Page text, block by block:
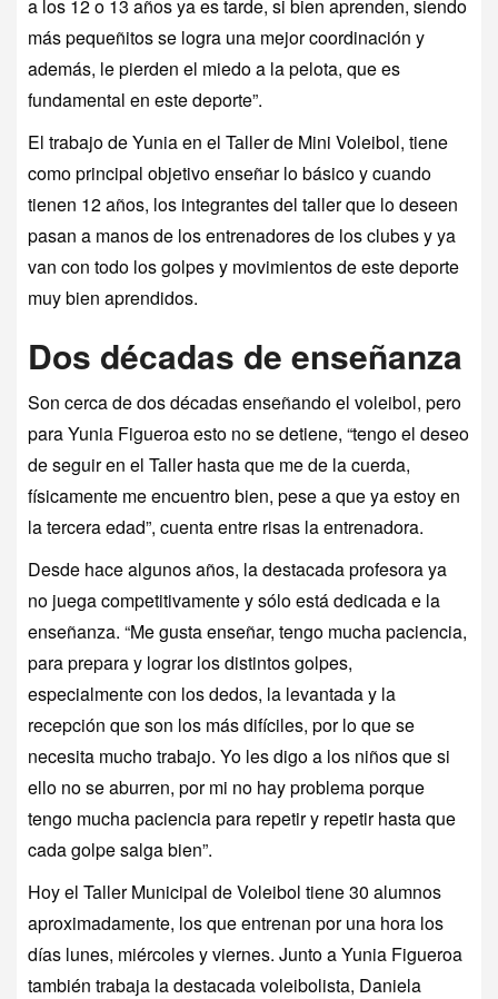
a los 12 o 13 años ya es tarde, si bien aprenden, siendo
más pequeñitos se logra una mejor coordinación y
además, le pierden el miedo a la pelota, que es
fundamental en este deporte”.
El trabajo de Yunia en el Taller de Mini Voleibol, tiene
como principal objetivo enseñar lo básico y cuando
tienen 12 años, los integrantes del taller que lo deseen
pasan a manos de los entrenadores de los clubes y ya
van con todo los golpes y movimientos de este deporte
muy bien aprendidos.
Dos décadas de enseñanza
Son cerca de dos décadas enseñando el voleibol, pero
para Yunia Figueroa esto no se detiene, “tengo el deseo
de seguir en el Taller hasta que me de la cuerda,
físicamente me encuentro bien, pese a que ya estoy en
la tercera edad”, cuenta entre risas la entrenadora.
Desde hace algunos años, la destacada profesora ya
no juega competitivamente y sólo está dedicada e la
enseñanza. “Me gusta enseñar, tengo mucha paciencia,
para prepara y lograr los distintos golpes,
especialmente con los dedos, la levantada y la
recepción que son los más difíciles, por lo que se
necesita mucho trabajo. Yo les digo a los niños que si
ello no se aburren, por mi no hay problema porque
tengo mucha paciencia para repetir y repetir hasta que
cada golpe salga bien”.
Hoy el Taller Municipal de Voleibol tiene 30 alumnos
aproximadamente, los que entrenan por una hora los
días lunes, miércoles y viernes. Junto a Yunia Figueroa
también trabaja la destacada voleibolista, Daniela